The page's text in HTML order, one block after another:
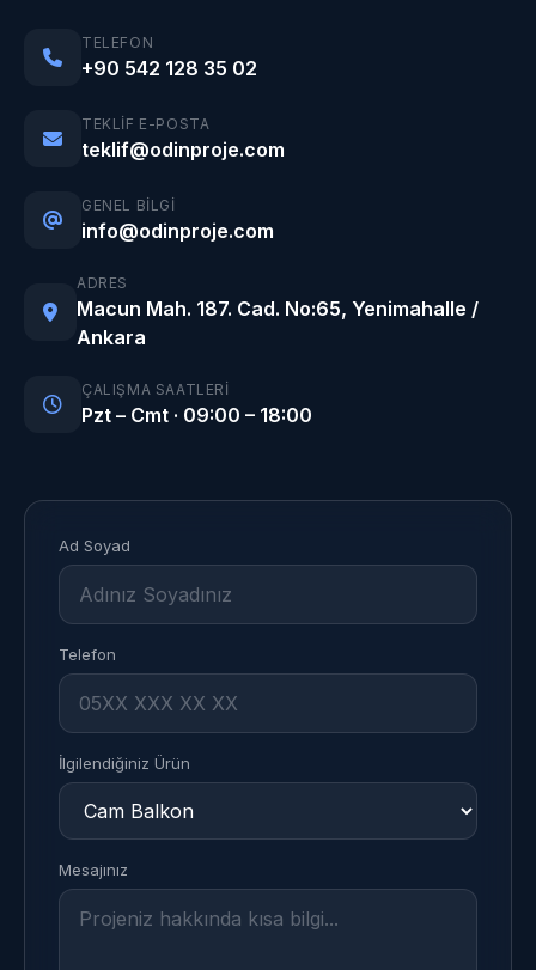
TELEFON
+90 542 128 35 02
TEKLIF E-POSTA
teklif@odinproje.com
GENEL BILGI
info@odinproje.com
ADRES
Macun Mah. 187. Cad. No:65, Yenimahalle /
Ankara
ÇALIŞMA SAATLERI
Pzt – Cmt · 09:00 – 18:00
Ad Soyad
Telefon
İlgilendiğiniz Ürün
Mesajınız